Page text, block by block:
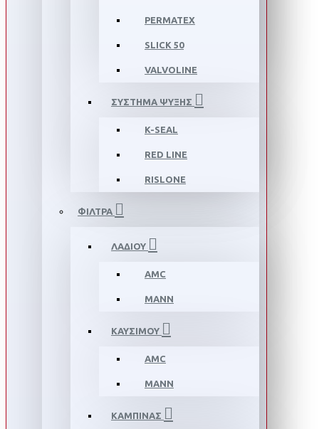
PERMATEX
SLICK 50
VALVOLINE
ΣΥΣΤΗΜΑ ΨΥΞΗΣ
K-SEAL
RED LINE
RISLONE
ΦΙΛΤΡΑ
ΛΑΔΙΟΥ
AMC
MANN
ΚΑΥΣΙΜΟΥ
AMC
MANN
ΚΑΜΠΙΝΑΣ